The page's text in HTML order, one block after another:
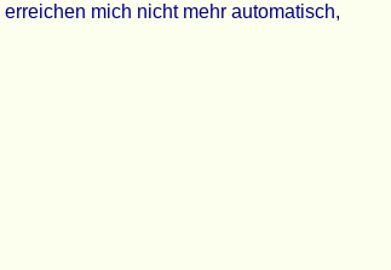
mich nicht mehr automatisch,